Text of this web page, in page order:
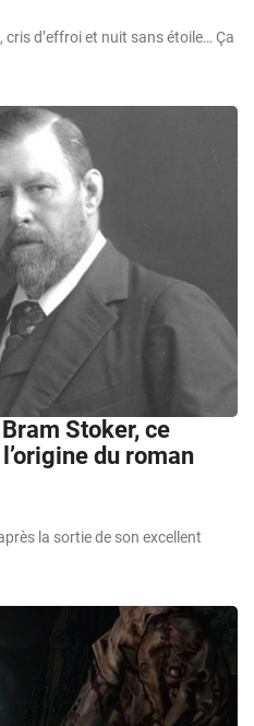
cris d’effroi et nuit sans étoile… Ça
Stoker, ce
du roman
la sortie de son excellent